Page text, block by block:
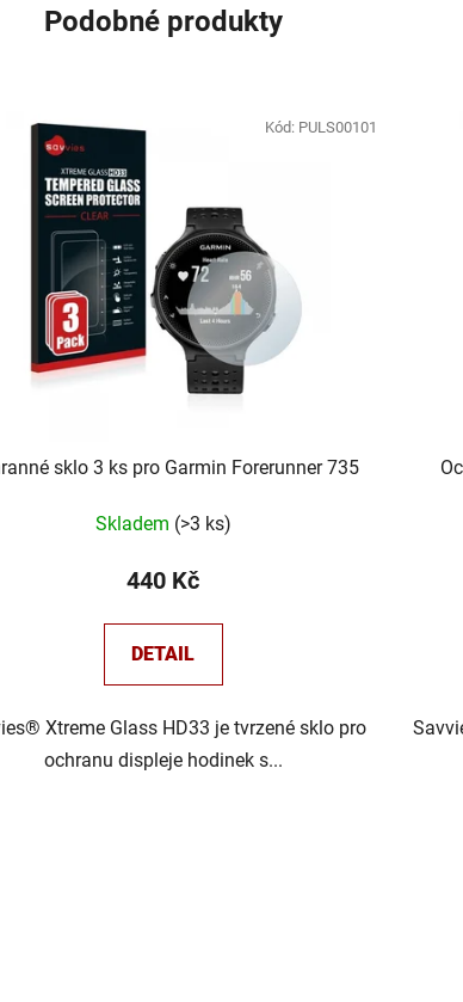
Podobné produkty
sklo 3 ks pro Garmin Forerunner 735
Skladem (>3 ks)
440 Kč
DETAIL
Xtreme Glass HD33 je tvrzené sklo pro
ochranu displeje hodinek s...
Kód: PULS00101